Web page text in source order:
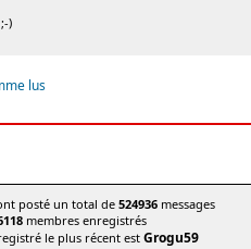
)
lus
posté un total de 524936 messages
membres enregistrés
le plus récent est Grogu59